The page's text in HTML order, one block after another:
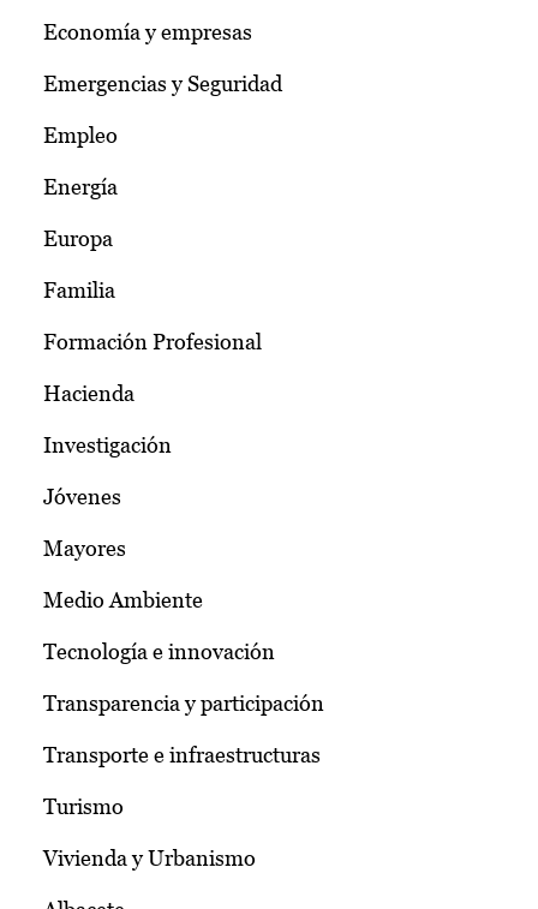
Economía y empresas
Emergencias y Seguridad
Empleo
Energía
Europa
Familia
Formación Profesional
Hacienda
Investigación
Jóvenes
Mayores
Medio Ambiente
Tecnología e innovación
Transparencia y participación
Transporte e infraestructuras
Turismo
Vivienda y Urbanismo